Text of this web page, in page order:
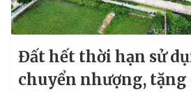
Đất hết thời hạn sử
chuyển nhượng, tặng